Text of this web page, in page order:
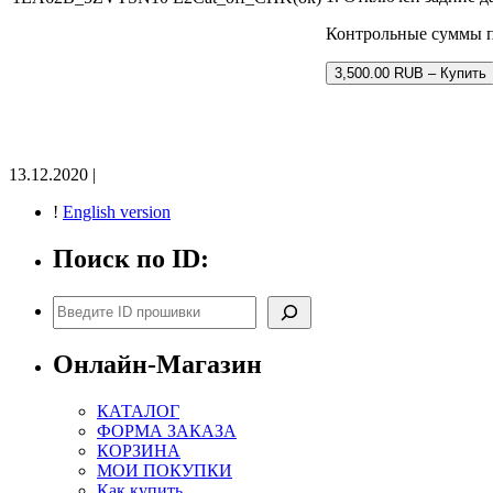
Контрольные суммы
3,500.00 RUB – Купить
13.12.2020 |
! English version
Поиск по ID:
Поиск
Онлайн-Магазин
КАТАЛОГ
ФОРМА ЗАКАЗА
КОРЗИНА
МОИ ПОКУПКИ